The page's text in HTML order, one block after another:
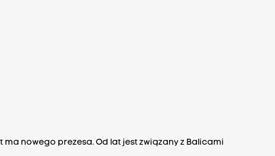
ma nowego prezesa. Od lat jest związany z Balicami